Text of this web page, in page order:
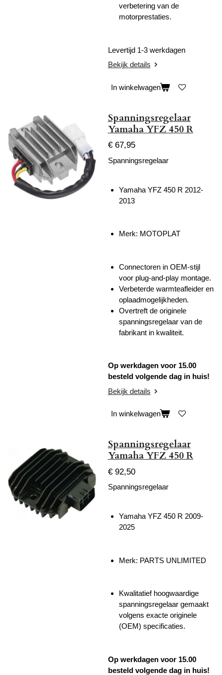
verbetering van de
motorprestaties.
Levertijd 1-3 werkdagen
Bekijk details
In winkelwagen
Spanningsregelaar
Yamaha YFZ 450 R
€ 67,95
Spanningsregelaar
Yamaha YFZ 450 R 2012-
2013
Merk: MOTOPLAT
Connectoren in OEM-stijl
voor plug-and-play montage.
Verbeterde warmteafleider en
oplaadmogelijkheden.
Overtreft de originele
spanningsregelaar van de
fabrikant in kwaliteit.
Op werkdagen voor 15.00
besteld volgende dag in huis!
Bekijk details
In winkelwagen
Spanningsregelaar
Yamaha YFZ 450 R
€ 92,50
Spanningsregelaar
Yamaha YFZ 450 R 2009-
2025
Merk: PARTS UNLIMITED
Kwalitatief hoogwaardige
spanningsregelaar gemaakt
volgens exacte originele
(OEM) specificaties.
Op werkdagen voor 15.00
besteld volgende dag in huis!